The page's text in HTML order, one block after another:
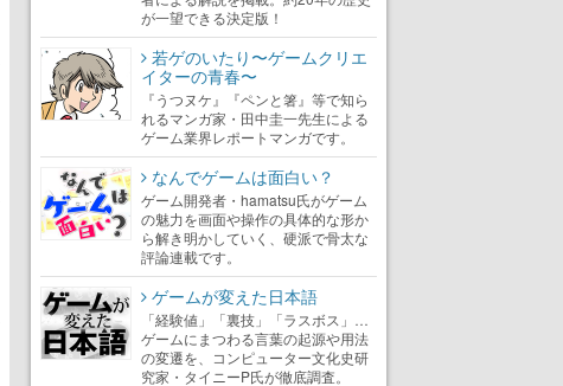
が一望できる決定版！
若ゲのいたり〜ゲームクリエ
イターの青春〜
『うつヌケ』『ペンと箸』等で知ら
れるマンガ家・田中圭一先生による
ゲーム業界レポートマンガです。
なんでゲームは面白い？
ゲーム開発者・hamatsu氏がゲーム
の魅力を画面や操作の具体的な形か
ら解き明かしていく、硬派で骨太な
評論連載です。
ゲームが変えた日本語
「経験値」「裏技」「ラスボス」…
ゲームにまつわる言葉の起源や用法
の変遷を、コンピューター文化史研
究家・タイニーP氏が徹底調査。